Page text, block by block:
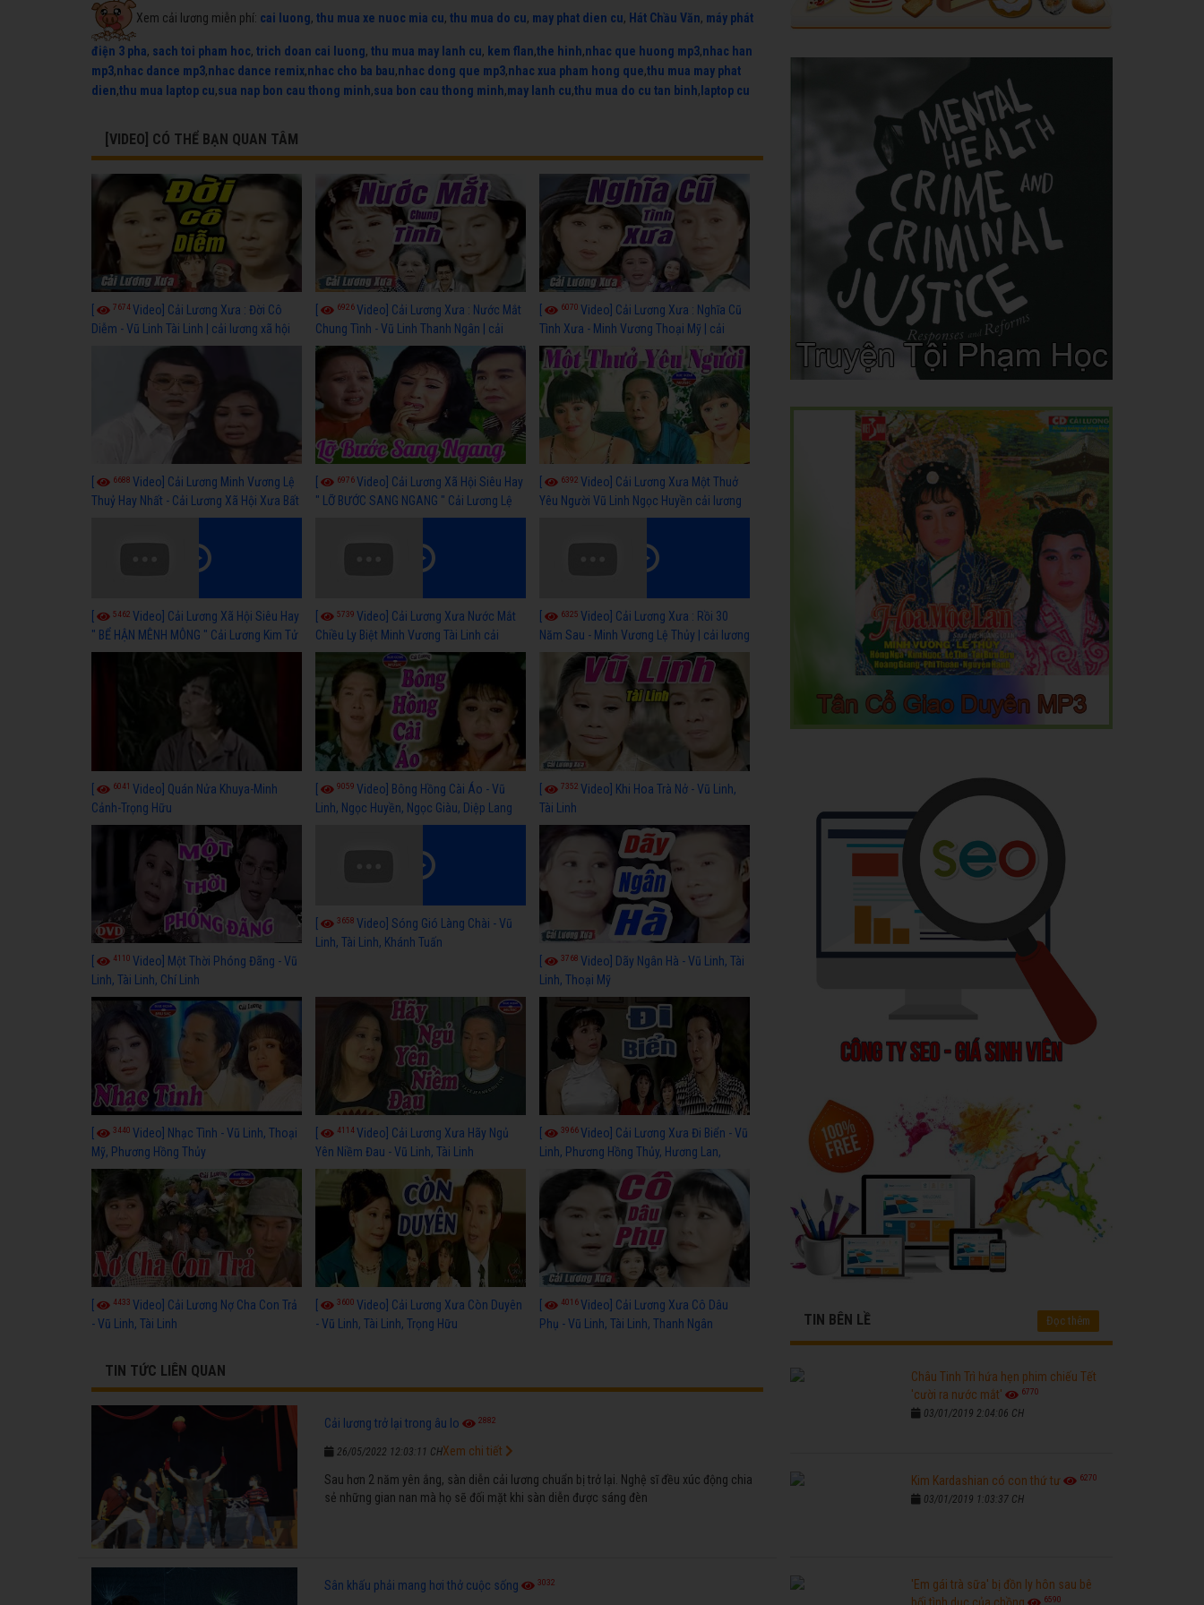
Xem cải lương miễn phí: cai luong, thu mua xe nuoc mia cu, thu mua do cu, may phat dien cu, Hát Chầu Văn, máy phát
điện 3 pha, sach toi pham hoc, trich doan cai luong, thu mua may lanh cu, kem flan,the hinh,nhac que huong mp3,nhac han
mp3,nhac dance mp3,nhac dance remix,nhac cho ba bau,nhac dong que mp3,nhac xua pham hong que,thu mua may phat
dien,thu mua laptop cu,sua nap bon cau thong minh,sua bon cau thong minh,may lanh cu,thu mua do cu tan binh, laptop cu
[VIDEO] CÓ THỂ BẠN QUAN TÂM
7674Video] Cải Lương Xưa : Đời Cô
Diễm - Vũ Linh Tài Linh | cải lương xã hội
6926Video] Cải Lương Xưa : Nước Mắt
Chung Tình - Vũ Linh Thanh Ngân | cải
lương xã hội hay nhất
6070 Video] Cải Lương Xưa : Nghĩa Cũ
Tình Xưa - Minh Vương Thoại Mỹ | cải
lương xã hội hay nhất
6688 Video] Cải Lương Minh Vương Lệ
Thuỷ Hay Nhất - Cải Lương Xã Hội Xưa Bất
6976Video] Cải Lương Xã Hội Siêu Hay
" LỠ BƯỚC SANG NGANG " Cải Lương Lệ
Thuỷ, Thanh Tuấn, Hồng Nga
6392 Video] Cải Lương Xưa Một Thuở
Yêu Người Vũ Linh Ngọc Huyền cải lương
5462 Video] Cải Lương Xã Hội Siêu Hay
" BỂ HẬN MÊNH MÔNG " Cải Lương Kim Tử
Long, Thanh Ngân Hay Nhất
5739 Video] Cải Lương Xưa Nước Mắt
Chiều Ly Biệt Minh Vương Tài Linh cải
lương xã hội hay nhất
6325 Video] Cải Lương Xưa : Rồi 30
Năm Sau - Minh Vương Lệ Thủy | cải lương
xã hội hay nhất
[ 6041 Video] Quán Nửa Khuya-Minh
Cảnh-Trọng Hữu
[ 9059 Video] Bông Hồng Cài Áo - Vũ
Linh, Ngọc Huyền, Ngọc Giàu, Diệp Lang
[ 7352 Video] Khi Hoa Trà Nở - Vũ Linh,
Tài Linh
4110 Video] Một Thời Phóng Đãng - Vũ
Linh, Tài Linh, Chí Linh
[ 3658 Video] Sóng Gió Làng Chài - Vũ
Linh, Tài Linh, Khánh Tuấn
3768 Video] Dãy Ngân Hà - Vũ Linh, Tài
Linh, Thoại Mỹ
3440 Video] Nhạc Tình - Vũ Linh, Thoại
Mỹ, Phương Hồng Thủy
4114Video] Cải Lương Xưa Hãy Ngủ
Yên Niềm Đau - Vũ Linh, Tài Linh
3966Video] Cải Lương Xưa Đi Biển - Vũ
Linh, Phương Hồng Thủy, Hương Lan,
Thanh Hằng
4433 Video] Cải Lương Nợ Cha Con Trả
- Vũ Linh, Tài Linh
3600 Video] Cải Lương Xưa Còn Duyên
- Vũ Linh, Tài Linh, Trọng Hữu
4016Video] Cải Lương Xưa Cô Dâu
Phụ - Vũ Linh, Tài Linh, Thanh Ngân
TIN TỨC LIÊN QUAN
Cải lương trở lại trong âu lo 2882
26/05/2022 12:03:11 CH
Sau hơn 2 năm yên ắng, sàn diễn cải lương chuẩn bị trở lại. Nghệ sĩ đều xúc động chia
sẻ những gian nan mà họ sẽ đối mặt khi sàn diễn được sáng đèn
Xem chi tiết
Sân khấu phải mang hơi thở cuộc sống 3032
TIN BÊN LỀ Đọc thêm
Châu Tinh Trì hứa hẹn phim chiếu Tết
'cười ra nước mắt'
6770
03/01/2019 2:04:06 CH
Kim Kardashian có con thứ tư 6270
03/01/2019 1:03:37 CH
'Em gái trà sữa' bị đồn ly hôn sau bê
6590